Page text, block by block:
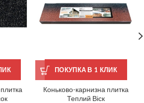
ПОКУПКА В 1 КЛИК
Коньково-карнизна плитка
Теплий Віск